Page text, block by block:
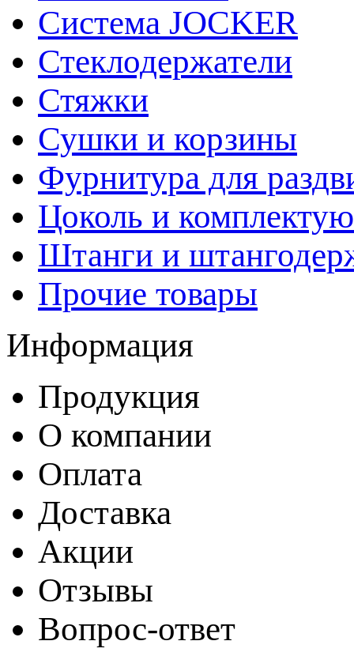
Система JOCKER
Стеклодержатели
Стяжки
Сушки и корзины
Фурнитура для
Цоколь и
Штанги и
Прочие товары
Информация
Продукция
О компании
Оплата
Доставка
Акции
Отзывы
Вопрос-ответ